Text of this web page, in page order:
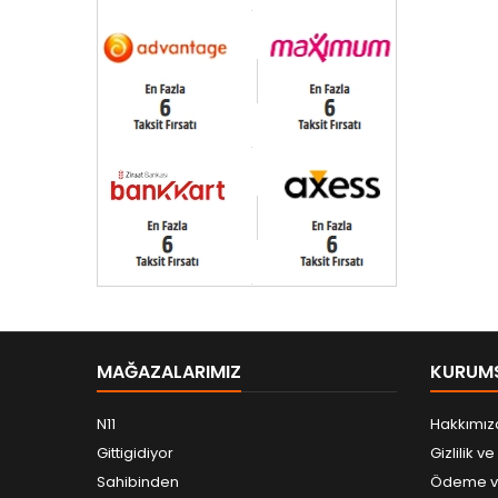
MAĞAZALARIMIZ
N11
Gittigidiyor
Sahibinden
Gizlilik
Ödeme